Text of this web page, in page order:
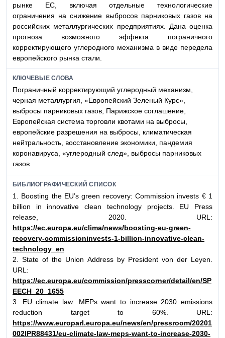
рынке ЕС, включая отдельные технологические
ограничения на снижение выбросов парниковых газов на
российских металлургических предприятиях. Дана оценка
прогноза возможного эффекта пограничного
корректирующего углеродного механизма в виде передела
европейского рынка стали.
КЛЮЧЕВЫЕ СЛОВА
Пограничный корректирующий углеродный механизм,
черная металлургия, «Европейский Зеленый Курс»,
выбросы парниковых газов, Парижское соглашение,
Европейская система торговли квотами на выбросы,
европейские разрешения на выбросы, климатическая
нейтральность, восстановление экономики, пандемия
коронавируса, «углеродный след», выбросы парниковых
газов
БИБЛИОГРАФИЧЕСКИЙ СПИСОК
1. Boosting the EU’s green recovery: Commission invests € 1
billion in innovative clean technology projects. EU Press
release, 2020. URL:
https://ec.europa.eu/clima/news/boosting-eu-green-
recovery-commissioninvests-1-billion-innovative-clean-
technology_en
2. State of the Union Address by President von der Leyen.
URL:
https://ec.europa.eu/commission/presscorner/detail/en/SP
EECH_20_1655
3. EU climate law: MEPs want to increase 2030 emissions
reduction target to 60%. URL:
https://www.europarl.europa.eu/news/en/pressroom/20201
002IPR88431/eu-climate-law-meps-want-to-increase-2030-